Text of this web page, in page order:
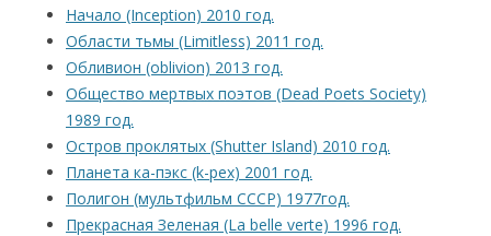
Начало (Inception) 2010 год.
Области тьмы (Limitless) 2011 год.
Обливион (oblivion) 2013 год.
Общество мертвых поэтов (Dead Poets Society)
1989 год.
Остров проклятых (Shutter Island) 2010 год.
Планета ка-пэкс (k-pex) 2001 год.
Полигон (мультфильм СССР) 1977год.
Прекрасная Зеленая (La belle verte) 1996 год.